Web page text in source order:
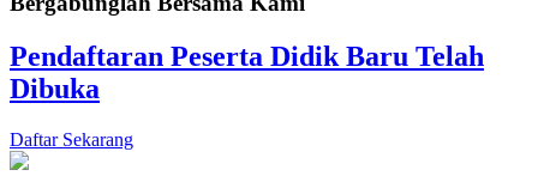
Pendaftaran Peserta Didik Baru Telah
Dibuka
Daftar Sekarang